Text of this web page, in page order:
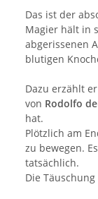
Das ist der
Magier hält in
abgerissenen
blutigen
Dazu erzählt
von Rodolfo
hat.
Plötzlich am
zu bewegen.
tatsächlich.
Die